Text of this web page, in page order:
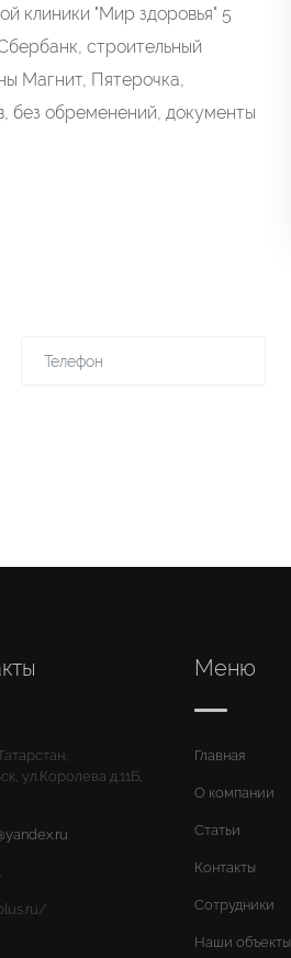
клиники "Мир здоровья" 5
строительный
Магнит, Пятерочка,
без обременений, документы
ул.Королева д.11Б,
Меню
Главная
О компании
Статьи
Контакты
Сотрудники
Наши объекты